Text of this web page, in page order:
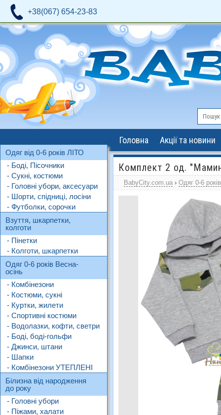
+38(067) 654-23-83
Головна Акції та новини
Одяг від 0-6 років ЛІТО
- Боді, Пісочники
- Сукні, костюми
- Головні убори, аксесуари
- Шорти, спідниці, лосіни
- Футболки, сорочки
Взуття, шкарпетки,
колготи
- Пінетки
- Колготи, шкарпетки
Одяг 0-6 років Весна-
осінь
- Комбінезони
- Костюми, сукні
- Куртки, жилети
- Спортивні костюми
- Водолазки, кофти, светри
- Боді, боді-гольфи
- Джинси, штани
- Шапки
- Комбінезони УТЕПЛЕНІ
Білизна від народження
до року
- Головні убори
- Піжами, халати
Комплект 2 од.
BabyCity.com.ua › Одяг 0-6